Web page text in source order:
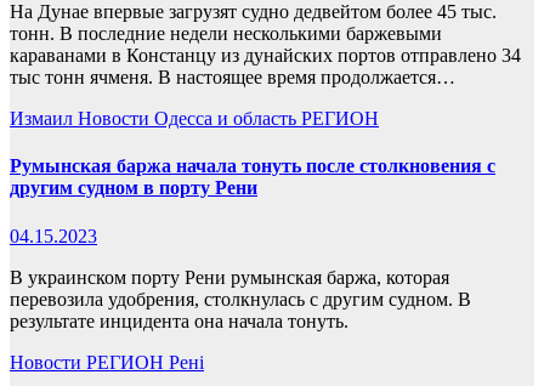
На Дунае впервые загрузят судно дедвейтом более 45 тыс.
тонн. В последние недели несколькими баржевыми
караванами в Констанцу из дунайских портов отправлено 34
тыс тонн ячменя. В настоящее время продолжается…
Измаил Новости Одесса и область РЕГИОН
Румынская баржа начала тонуть после столкновения с
другим судном в порту Рени
04.15.2023
В украинском порту Рени румынская баржа, которая
перевозила удобрения, столкнулась с другим судном. В
результате инцидента она начала тонуть.
Новости РЕГИОН Рені